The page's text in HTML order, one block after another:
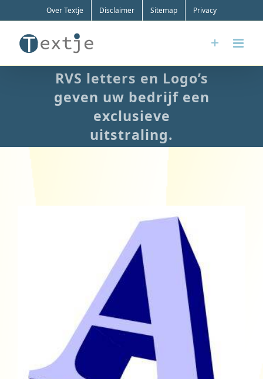
Over Textje Disclaimer Sitemap Privacy
RVS letters en Logo’s
geven uw bedrijf een
exclusieve
uitstraling.